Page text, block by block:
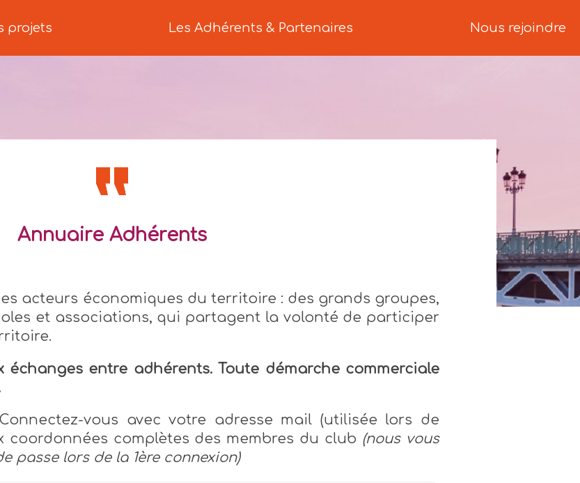
projets Les Adhérents & Partenaires Nous rejoindre
Annuaire Adhérents
acteurs économiques du territoire : des grands groupes,
et associations, qui partagent la volonté de participer
échanges entre adhérents. Toute démarche commerciale
Connectez-vous avec votre adresse mail (utilisée lors de
coordonnées complètes des membres du club (nous vous
passe lors de la 1ère connexion)